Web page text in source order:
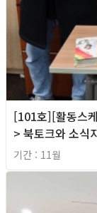
[101호][활동스
> 북토크와 소식
기간 : 11월